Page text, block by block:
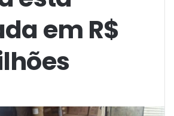
em R$